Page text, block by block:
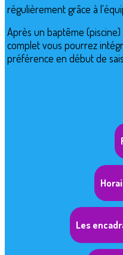
régulièrement grâce à
Après un baptême
complet vous pourrez
préférence en début de
Les